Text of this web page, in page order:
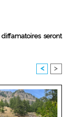
seront
< >